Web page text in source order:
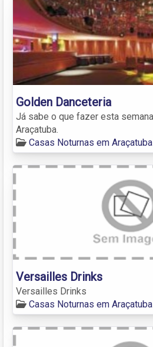
Golden Danceteria
Já sabe o que fazer esta
Araçatuba.
Casas Noturnas em Araçatuba
Versailles Drinks
Versailles Drinks
Casas Noturnas em Araçatuba